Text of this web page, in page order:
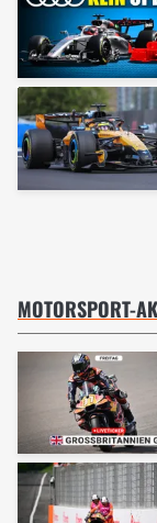
MOTORSPORT-